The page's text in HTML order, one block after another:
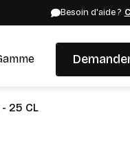
Besoin d'aide ?
25 CL